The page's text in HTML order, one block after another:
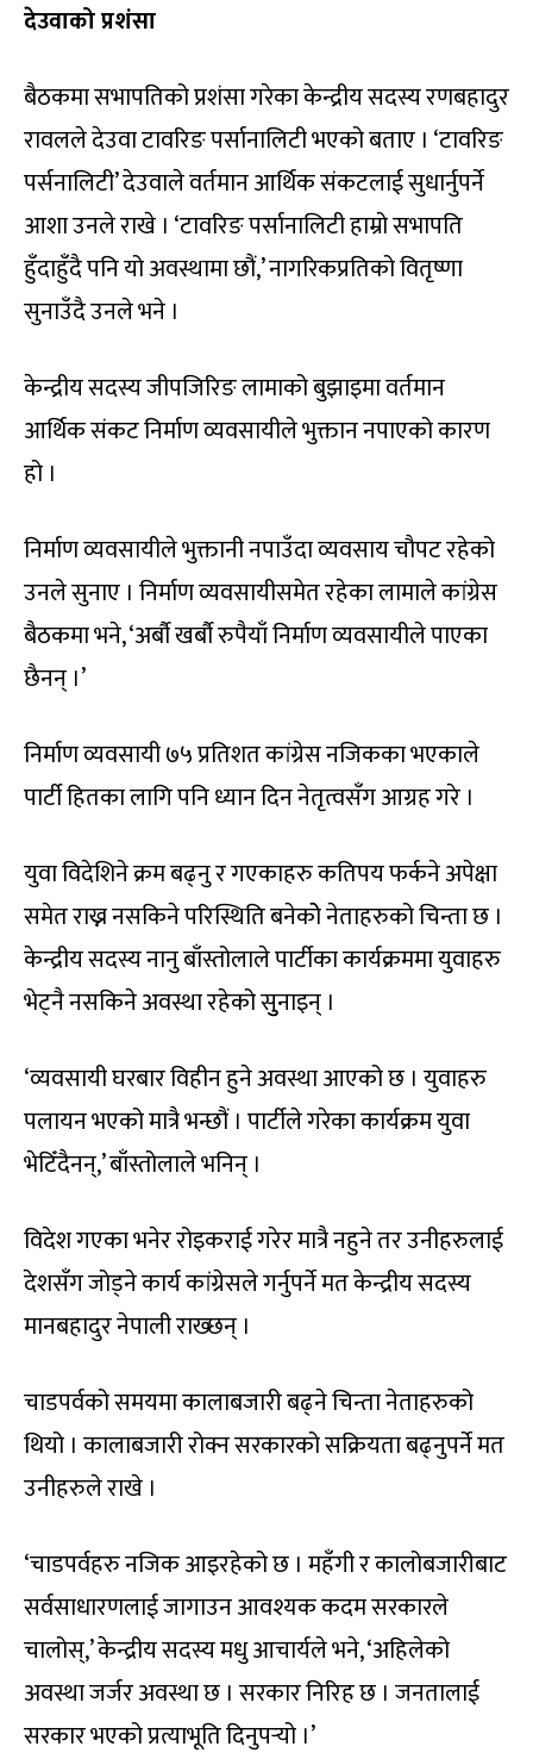
देउवाको प्रशंसा
बैठकमा सभापतिको प्रशंसा गरेका केन्द्रीय सदस्य रणबहादुर
रावलले देउवा टावरिङ पर्सानालिटी भएको बताए । ‘टावरिङ
पर्सनालिटी’ देउवाले वर्तमान आर्थिक संकटलाई सुधार्नुपर्ने
आशा उनले राखे । ‘टावरिङ पर्सानालिटी हाम्रो सभापति
हुँदाहुँदै पनि यो अवस्थामा छौं,’ नागरिकप्रतिको वितृष्णा
सुनाउँदै उनले भने ।
केन्द्रीय सदस्य जीपजिरिङ लामाको बुझाइमा वर्तमान
आर्थिक संकट निर्माण व्यवसायीले भुक्तान नपाएको कारण
हो ।
निर्माण व्यवसायीले भुक्तानी नपाउँदा व्यवसाय चौपट रहेको
उनले सुनाए । निर्माण व्यवसायीसमेत रहेका लामाले कांग्रेस
बैठकमा भने, ‘अर्बौ खर्बौ रुपैयाँ निर्माण व्यवसायीले पाएका
छैनन् ।’
निर्माण व्यवसायी ७५ प्रतिशत कांग्रेस नजिकका भएकाले
पार्टी हितका लागि पनि ध्यान दिन नेतृत्वसँग आग्रह गरे ।
युवा विदेशिने क्रम बढ्नु र गएकाहरु कतिपय फर्कने अपेक्षा
समेत राख्न नसकिने परिस्थिति बनेकोे नेताहरुको चिन्ता छ ।
केन्द्रीय सदस्य नानु बाँस्तोलाले पार्टीका कार्यक्रममा युवाहरु
भेट्नै नसकिने अवस्था रहेको सुुनाइन् ।
‘व्यवसायी घरबार विहीन हुने अवस्था आएको छ । युवाहरु
पलायन भएको मात्रै भन्छौं । पार्टीले गरेका कार्यक्रम युवा
भेटिँदैनन्,’ बाँस्तोलाले भनिन् ।
विदेश गएका भनेर रोइकराई गरेर मात्रै नहुने तर उनीहरुलाई
देशसँग जोड्ने कार्य कांग्रेसले गर्नुपर्ने मत केन्द्रीय सदस्य
मानबहादुर नेपाली राख्छन् ।
चाडपर्वको समयमा कालाबजारी बढ्ने चिन्ता नेताहरुको
थियो । कालाबजारी रोक्न सरकारको सक्रियता बढ्नुपर्ने मत
उनीहरुले राखे ।
‘चाडपर्वहरु नजिक आइरहेको छ । महँगी र कालोबजारीबाट
सर्वसाधारणलाई जागाउन आवश्यक कदम सरकारले
चालोस्,’ केन्द्रीय सदस्य मधु आचार्यले भने, ‘अहिलेको
अवस्था जर्जर अवस्था छ । सरकार निरिह छ । जनतालाई
सरकार भएको प्रत्याभूति दिनुपर्‍यो ।’